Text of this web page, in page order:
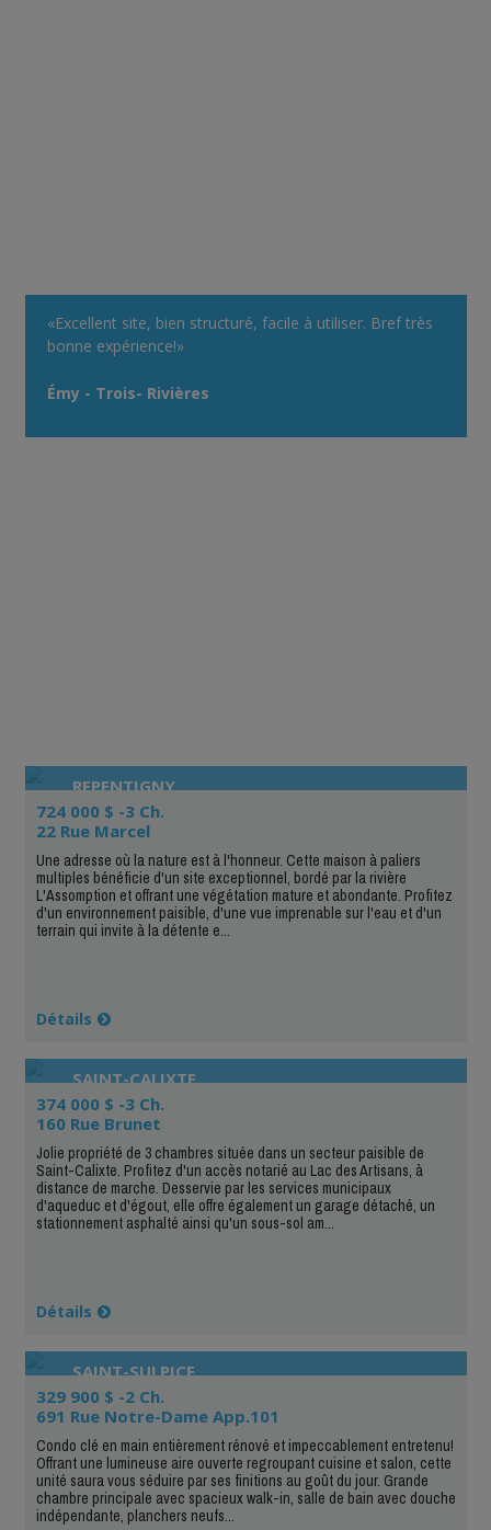
«Excellent site, bien structuré, facile à utiliser. Bref très
bonne expérience!»
Émy - Trois- Rivières
REPENTIGNY
724 000 $ -3 Ch.
22 Rue Marcel
Une adresse où la nature est à l'honneur. Cette maison à paliers
multiples bénéficie d'un site exceptionnel, bordé par la rivière
L'Assomption et offrant une végétation mature et abondante. Profitez
d'un environnement paisible, d'une vue imprenable sur l'eau et d'un
terrain qui invite à la détente e...
Détails
SAINT-CALIXTE
374 000 $ -3 Ch.
160 Rue Brunet
Jolie propriété de 3 chambres située dans un secteur paisible de
Saint-Calixte. Profitez d'un accès notarié au Lac des Artisans, à
distance de marche. Desservie par les services municipaux
d'aqueduc et d'égout, elle offre également un garage détaché, un
stationnement asphalté ainsi qu'un sous-sol am...
Détails
SAINT-SULPICE
329 900 $ -2 Ch.
691 Rue Notre-Dame App.101
Condo clé en main entièrement rénové et impeccablement entretenu!
Offrant une lumineuse aire ouverte regroupant cuisine et salon, cette
unité saura vous séduire par ses finitions au goût du jour. Grande
chambre principale avec spacieux walk-in, salle de bain avec douche
indépendante, planchers neufs...